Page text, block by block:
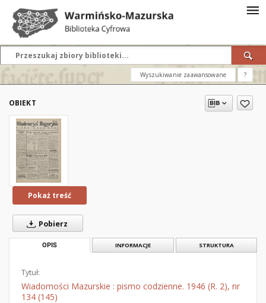
Wyszukiwanie zaawansowane ?
OBIEKT
Pokaż treść
Pobierz
OPIS INFORMACJE STRUKTURA
Tytuł:
Wiadomości Mazurskie : pismo codzienne. 1946 (R. 2), nr
134 (145)